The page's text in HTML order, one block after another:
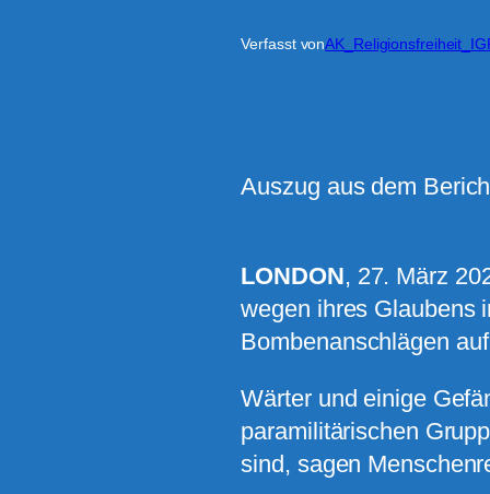
Verfasst von
Auszug aus dem
LONDON, 27. März
wegen ihres Glaubens
Bombenanschlägen
Wärter und einige
paramilitärischen
sind, sagen